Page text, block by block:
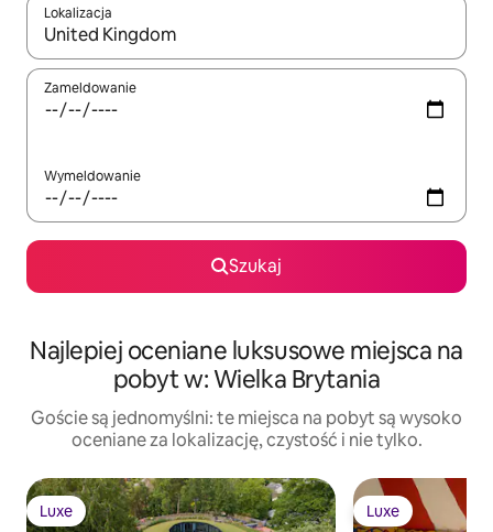
Lokalizacja
Gdy wyniki będą dostępne, możesz poruszać się po nich za
Zameldowanie
Wymeldowanie
Szukaj
Najlepiej oceniane luksusowe miejsca na
pobyt w: Wielka Brytania
Goście są jednomyślni: te miejsca na pobyt są wysoko
oceniane za lokalizację, czystość i nie tylko.
Luxe
Luxe Luxe
Luxe